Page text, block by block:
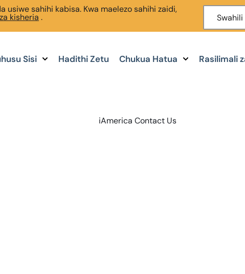
sahihi kabisa. Kwa maelezo sahihi zaidi,
kisheria . Swahili
Sisi Hadithi Zetu Chukua Hatua Rasilimali